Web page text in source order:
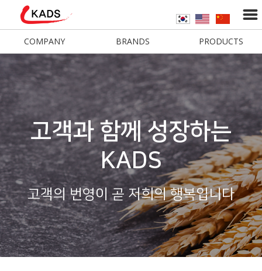
COMPANY BRANDS PRODUCTS
고객과 함께 성장하는
KADS
고객의 번영이 곧 저희의 행복입니다